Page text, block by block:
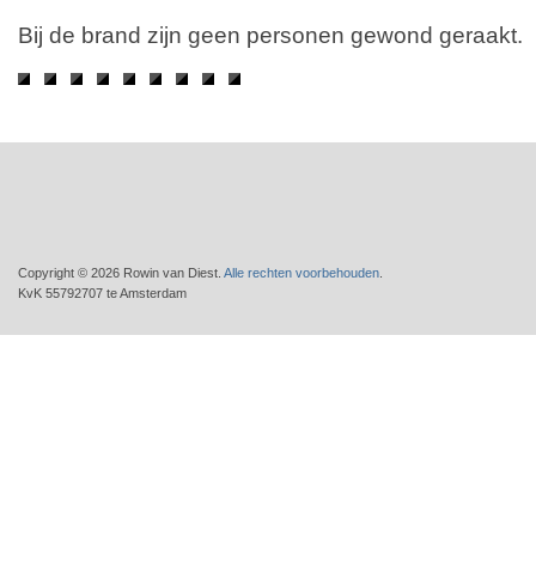
Bij de brand zijn geen personen gewond geraakt.
Copyright © 2026 Rowin van Diest. Alle rechten voorbehouden
KvK 55792707 te Amsterdam